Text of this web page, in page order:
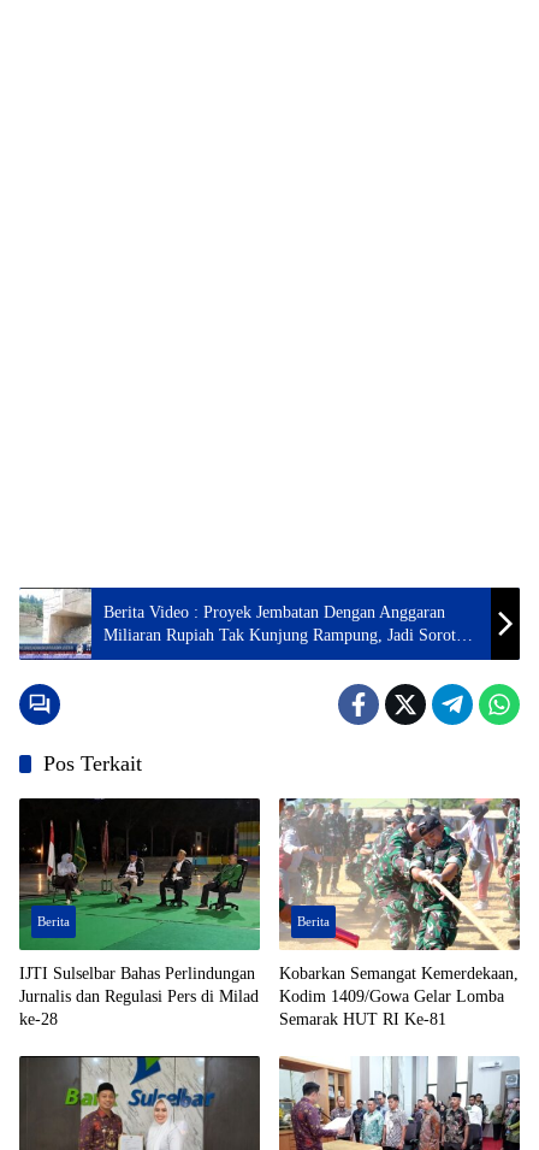
Berita Video : Proyek Jembatan Dengan Anggaran
Miliaran Rupiah Tak Kunjung Rampung, Jadi Sorotan
FPAK
Pos Terkait
Berita
IJTI Sulselbar Bahas Perlindungan
Jurnalis dan Regulasi Pers di Milad
ke-28
Berita
Kobarkan Semangat Kemerdekaan,
Kodim 1409/Gowa Gelar Lomba
Semarak HUT RI Ke-81